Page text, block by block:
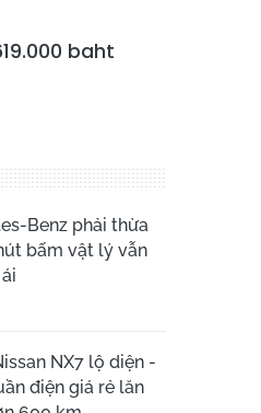
baht
Benz phải thừa
bấm vật lý vẫn
NX7 lộ diện -
điện giá rẻ lăn